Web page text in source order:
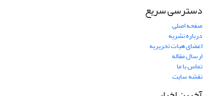
دسترسی سریع
صفحه اصلی
درباره نشریه
اعضای هیات تحریریه
ارسال مقاله
تماس با ما
نقشه سایت